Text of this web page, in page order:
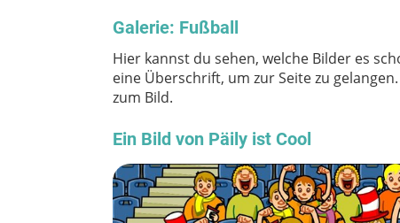
Galerie: Fußball
Hier kannst du sehen, welche Bilder es
eine Überschrift, um zur Seite zu
zum Bild.
Ein Bild von Päily ist Cool